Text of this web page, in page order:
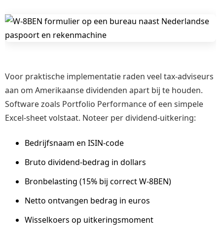
Voor praktische implementatie raden veel tax-adviseurs
aan om Amerikaanse dividenden apart bij te houden.
Software zoals Portfolio Performance of een simpele
Excel-sheet volstaat. Noteer per dividend-uitkering:
Bedrijfsnaam en ISIN-code
Bruto dividend-bedrag in dollars
Bronbelasting (15% bij correct W-8BEN)
Netto ontvangen bedrag in euros
Wisselkoers op uitkeringsmoment